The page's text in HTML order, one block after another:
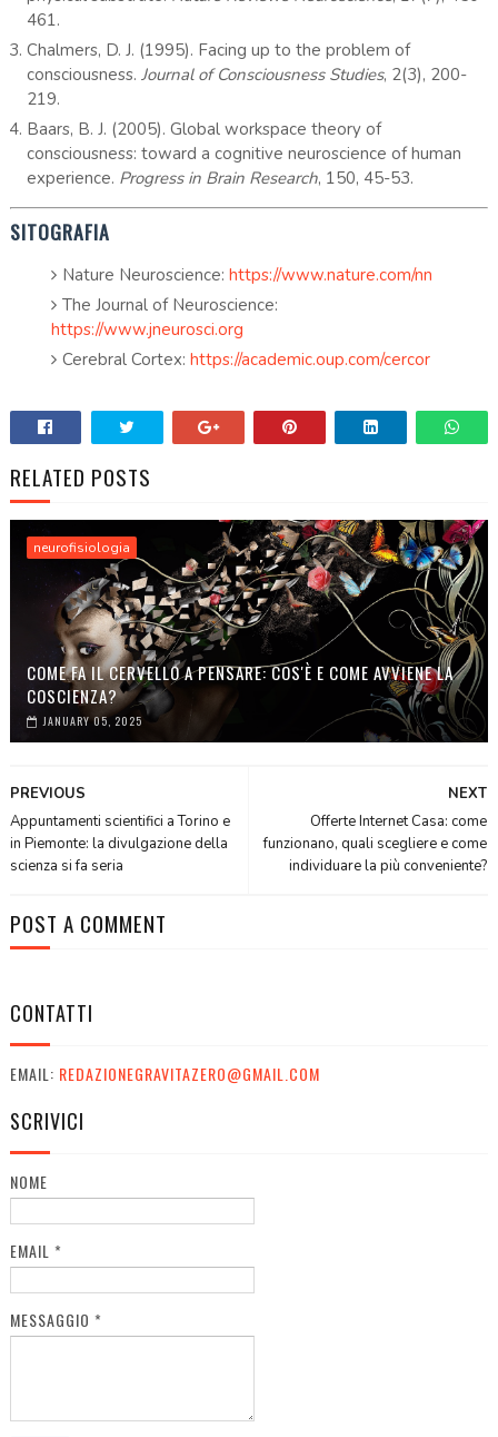
461.
Chalmers, D. J. (1995). Facing up to the problem of
consciousness. Journal of Consciousness Studies, 2(3), 200-
219.
Baars, B. J. (2005). Global workspace theory of
consciousness: toward a cognitive neuroscience of human
experience. Progress in Brain Research, 150, 45-53.
SITOGRAFIA
Nature Neuroscience:https://www.nature.com/nn
The Journal of Neuroscience:
https://www.jneurosci.org
Cerebral Cortex:https://academic.oup.com/cercor
RELATED POSTS
neurofisiologia
COME FA IL CERVELLO A PENSARE: COS'È E COME AVVIENE LA
COSCIENZA?
JANUARY 05, 2025
NEXT
Offerte Internet Casa: come
funzionano, quali scegliere e come
individuare la più conveniente?
PREVIOUS
Appuntamenti scientifici a Torino e
in Piemonte: la divulgazione della
scienza si fa seria
POST A COMMENT
CONTATTI
EMAIL: REDAZIONEGRAVITAZERO@GMAIL.COM
SCRIVICI
NOME
EMAIL *
MESSAGGIO *